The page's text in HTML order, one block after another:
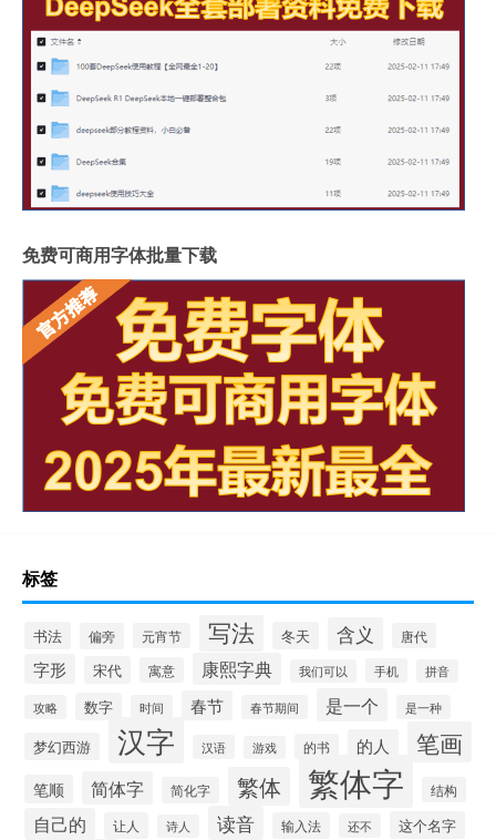
免费可商用字体批量下载
标签
书法 偏旁 元宵节 写法 冬天 含义 唐代
字形 宋代 寓意 康熙字典 我们可以 手机 拼音
攻略 数字 时间 春节 春节期间 是一个 是一种
梦幻西游 汉字 汉语 游戏 的书 的人 笔画
笔顺 简体字 简化字 繁体 繁体字 结构
自己的 让人 诗人 读音 输入法 还不 这个名字